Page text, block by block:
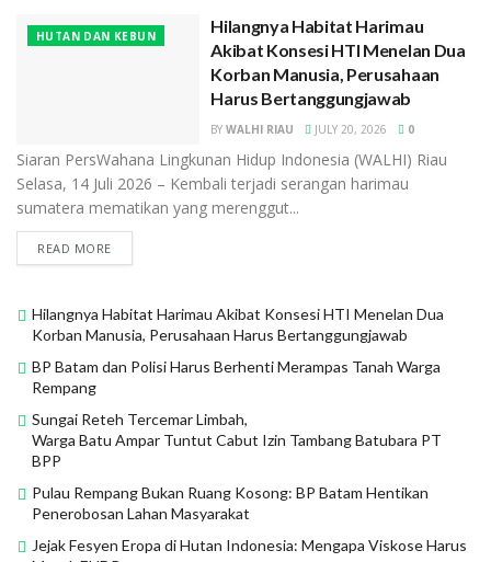
HUTAN DAN KEBUN
Hilangnya Habitat Harimau
Akibat Konsesi HTI Menelan Dua
Korban Manusia, Perusahaan
Harus Bertanggungjawab
BY WALHI RIAU JULY 20, 2026 0
Siaran PersWahana Lingkunan Hidup Indonesia (WALHI) Riau
Selasa, 14 Juli 2026 – Kembali terjadi serangan harimau
sumatera mematikan yang merenggut...
READ MORE
Hilangnya Habitat Harimau Akibat Konsesi HTI Menelan Dua
Korban Manusia, Perusahaan Harus Bertanggungjawab
BP Batam dan Polisi Harus Berhenti Merampas Tanah Warga
Rempang
Sungai Reteh Tercemar Limbah,
Warga Batu Ampar Tuntut Cabut Izin Tambang Batubara PT
BPP
Pulau Rempang Bukan Ruang Kosong: BP Batam Hentikan
Penerobosan Lahan Masyarakat
Jejak Fesyen Eropa di Hutan Indonesia: Mengapa Viskose Harus